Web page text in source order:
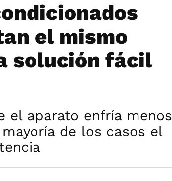
el mismo
solución fácil
el aparato enfría menos
de los casos el